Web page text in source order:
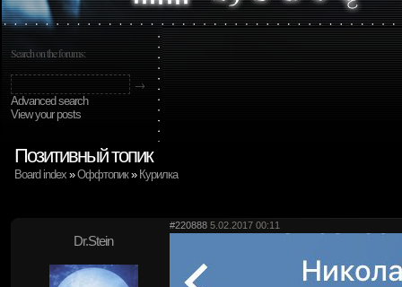
Search on the forums:
Advanced search
View your posts
Позитивный топик
Board index »Оффтопик» Курилка
#220888 5.02.2017 00:11
Dr.Stein